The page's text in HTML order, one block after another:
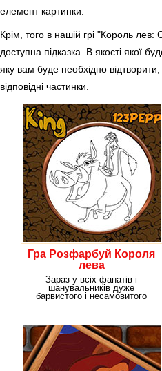
елемент картинки.
Крім, того в нашій грі "Король
доступна підказка. В якості якої
яку вам буде необхідно
відповідні частинки.
Гра Розфарбуй Короля
лева
Зараз у всіх фанатів і
шанувальників дуже
барвистого і несамовитого